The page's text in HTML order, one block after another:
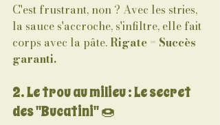
C'est frustrant, non ? Avec les stries,
la sauce s'accroche, s'infiltre, elle fait
corps avec la pâte. Rigate = Succès
garanti.
2. Le trou au milieu : Le secret
des "Bucatini" 🍩